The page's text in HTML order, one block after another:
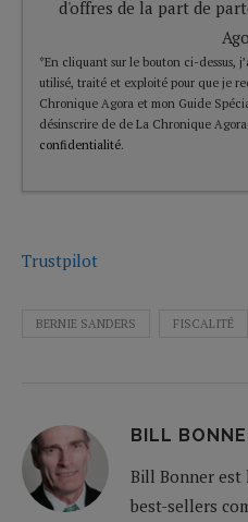
d'offres de la part de
*En cliquant sur le bouton ci-dessus,
utilisé, traité et exploité pour que je
Chronique Agora et mon Guide
désinscrire de de La Chronique
confidentialité.
Trustpilot
BERNIE SANDERS FISCALITÉ
BILL
Bill Bonner est
best-sellers